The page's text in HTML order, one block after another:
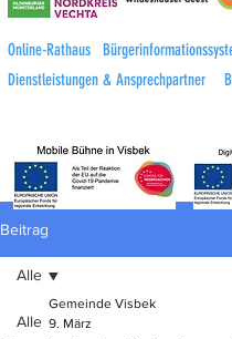
Online-Rathaus
Dienstleistungen & Ansprechpartner
Beitrag
Alle
Alle
Gemeinde Visbek
9. März